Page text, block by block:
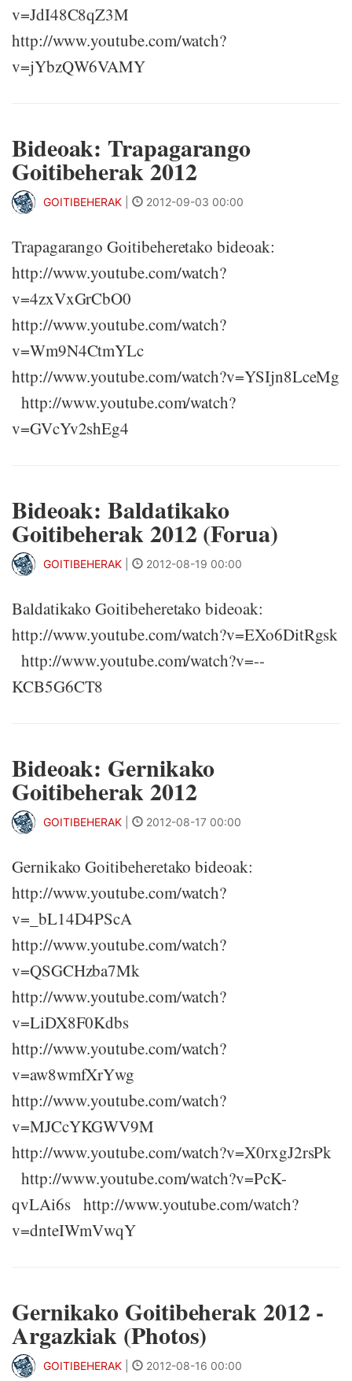
v=JdI48C8qZ3M
http://www.youtube.com/watch?
v=jYbzQW6VAMY
Bideoak: Trapagarango
Goitibeherak 2012
GOITIBEHERAK 2012-09-03 00:00
Trapagarango Goitibeheretako bideoak:
http://www.youtube.com/watch?
v=4zxVxGrCbO0
http://www.youtube.com/watch?
v=Wm9N4CtmYLc
http://www.youtube.com/watch?v=YSIjn8LceMg
http://www.youtube.com/watch?
v=GVcYv2shEg4
Bideoak: Baldatikako
Goitibeherak 2012 (Forua)
GOITIBEHERAK 2012-08-19 00:00
Baldatikako Goitibeheretako bideoak:
http://www.youtube.com/watch?v=EXo6DitRgsk
http://www.youtube.com/watch?v=--
KCB5G6CT8
Bideoak: Gernikako
Goitibeherak 2012
GOITIBEHERAK 2012-08-17 00:00
Gernikako Goitibeheretako bideoak:
http://www.youtube.com/watch?
v=_bL14D4PScA
http://www.youtube.com/watch?
v=QSGCHzba7Mk
http://www.youtube.com/watch?
v=LiDX8F0Kdbs
http://www.youtube.com/watch?
v=aw8wmfXrYwg
http://www.youtube.com/watch?
v=MJCcYKGWV9M
http://www.youtube.com/watch?v=X0rxgJ2rsPk
http://www.youtube.com/watch?v=PcK-
qvLAi6s http://www.youtube.com/watch?
v=dnteIWmVwqY
Gernikako Goitibeherak 2012 -
Argazkiak (Photos)
GOITIBEHERAK 2012-08-16 00:00